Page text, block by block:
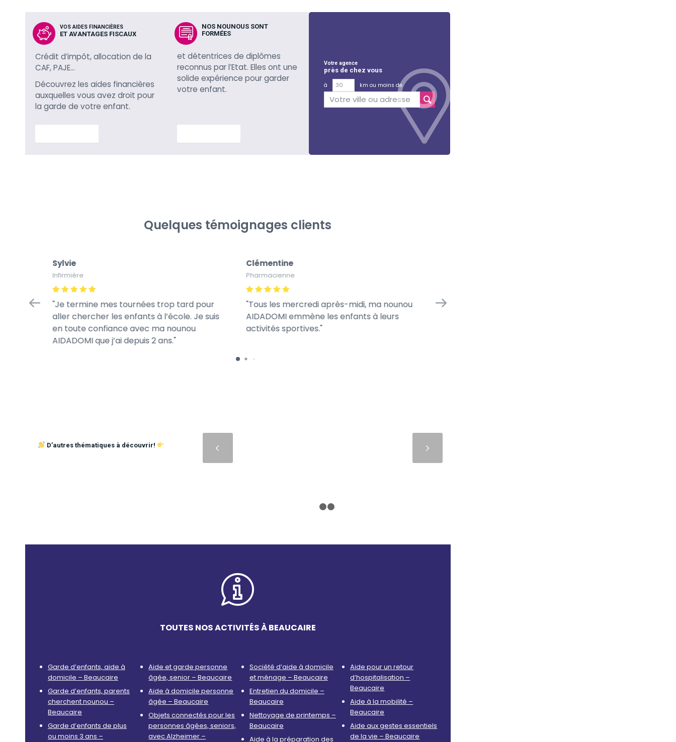
VOS AIDES FINANCIÈRES
ET AVANTAGES FISCAUX
Crédit d’impôt, allocation de la
CAF, PAJE…
Découvrez les aides financières
auxquelles vous avez droit pour
la garde de votre enfant.
NOS NOUNOUS SONT
FORMÉES
et détentrices de diplômes
reconnus par l’Etat. Elles ont une
solide expérience pour garder
votre enfant.
Votre agence
près de chez vous
à
km ou moins de
Quelques témoignages clients
Sylvie
Infirmière
Je termine mes tournées trop tard pour
aller chercher les enfants à l’école. Je suis
en toute confiance avec ma nounou
AIDADOMI que j’ai depuis 2 ans.
Clémentine
Pharmacienne
Tous les mercredi après-midi, ma nounou
AIDADOMI emmène les enfants à leurs
activités sportives.
En garde alternée, Sandrine, ma garde
D’autres thématiques à découvrir!
Précédent
TOUTES NOS ACTIVITÉS À BEAUCAIRE
Garde d’enfants, aide à
domicile – Beaucaire
Garde d’enfants, parents
cherchent nounou –
Beaucaire
Garde d’enfants de plus
ou moins 3 ans –
Aide et garde personne
âgée, senior – Beaucaire
Aide à domicile personne
âgée – Beaucaire
Objets connectés pour les
personnes âgées, seniors,
avec Alzheimer –
Société d’aide à domicile
et ménage – Beaucaire
Entretien du domicile –
Beaucaire
Nettoyage de printemps –
Beaucaire
Aide à la préparation des
Aide pour un retour
d’hospitalisation –
Beaucaire
Aide à la mobilité –
Beaucaire
Aide aux gestes essentiels
de la vie – Beaucaire